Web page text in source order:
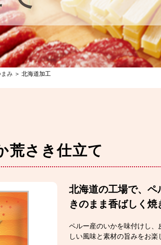
み ＞ 北海道加工
荒さき仕立て
北海道の工場で、
きのまま香ばしく焼
ペルー産のいかを味付けし
しい風味と素材の旨みをお楽